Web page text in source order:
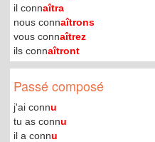
il connaîtra
nous connaîtrons
vous connaîtrez
ils connaîtront
Passé composé
j'ai connu
tu as connu
il a connu